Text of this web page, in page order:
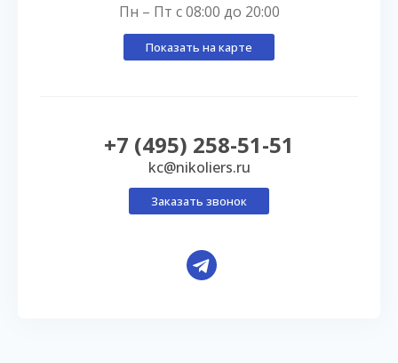
Пн – Пт с 08:00 до 20:00
Показать на карте
+7 (495) 258-51-51
kc@nikoliers.ru
Заказать звонок